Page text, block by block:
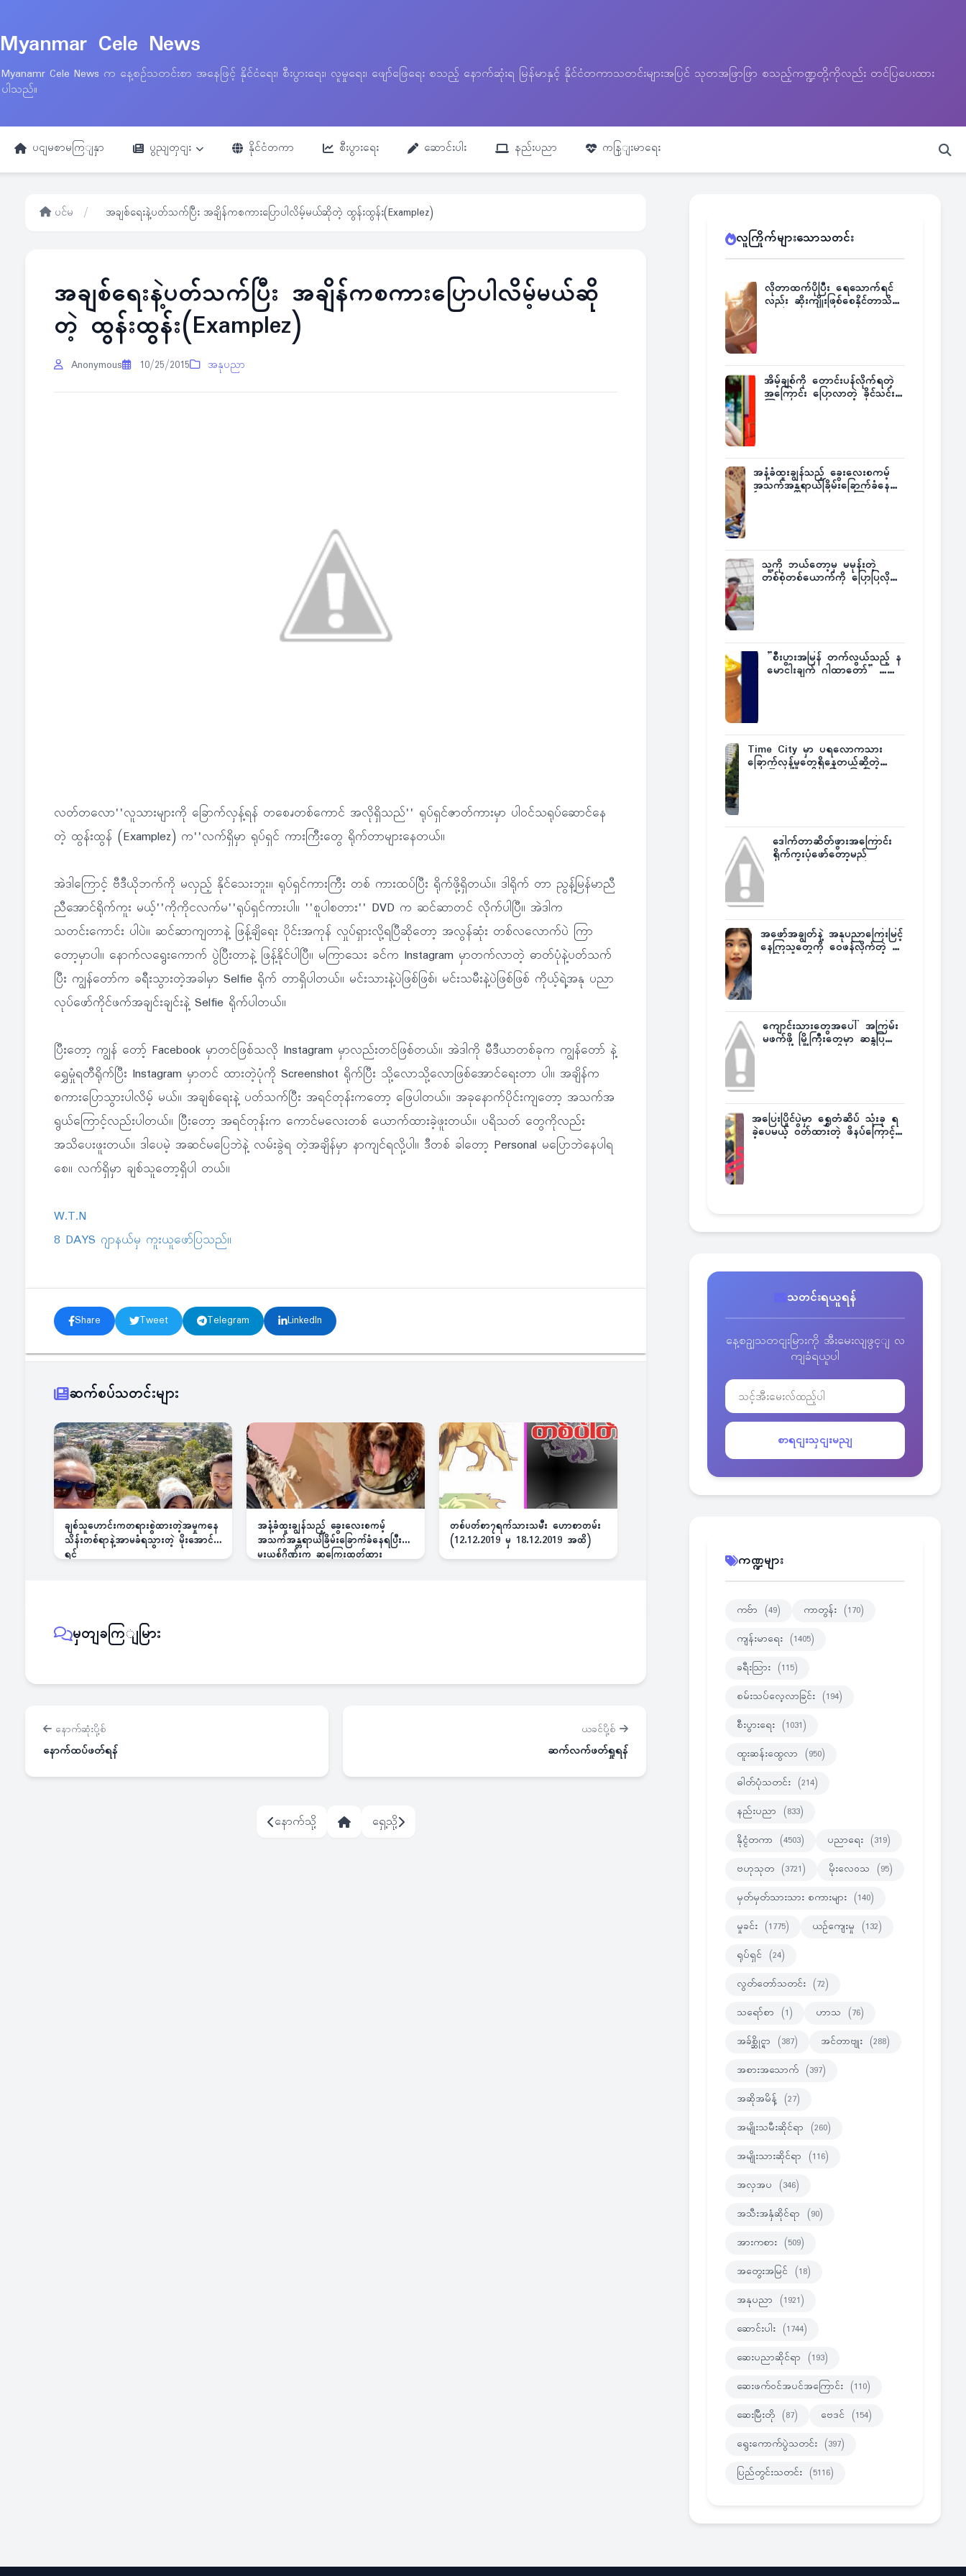
Myanmar Cele News
Myanamr Cele News က နေ့စဉ်သတင်းစာ အနေဖြင့် နိုင်ငံရေး၊ စီးပွားရေး၊ လူမှုရေး၊ ဖျော်ဖြေရေး စသည့် နောက်ဆုံးရ မြန်မာနှင့် နိုင်ငံတကာသတင်းများအပြင် သုတအဖြာဖြာ စသည့်ကဏ္ဍတို့ကိုလည်း တင်ပြပေးထား
ပါသည်။
ပငျမစာမကြျနှာ ပွညျတှငျး နိုင်ငံတကာ စီးပွားရေး ဆောင်းပါး နည်းပညာ ကနြျးမာရေး
ပင်မ / အချစ်ရေးနဲ့ပတ်သက်ပြီး အချိန်ကစကားပြောပါလိမ့်မယ်ဆိုတဲ့ ထွန်းထွန်း(Examplez)
အချစ်ရေးနဲ့ပတ်သက်ပြီး အချိန်ကစကားပြောပါလိမ့်မယ်ဆို
တဲ့ ထွန်းထွန်း(Examplez)
Anonymous 10/25/2015 အနုပညာ
လတ်တလော''လူသားများကို ခြောက်လှန့်ရန် တစေၧတစ်ကောင် အလိုရှိသည်'' ရုပ်ရှင်ဇာတ်ကားမှာ ပါဝင်သရုပ်ဆောင်နေ
တဲ့ ထွန်းထွန် (Examplez) က''လက်ရှိမှာ ရုပ်ရှင် ကားကြီးတွေ ရိုက်တာများနေတယ်။
အဲဒါကြောင့် ဗီဒီယိုဘက်ကို မလှည့် နိုင်သေးဘူး။ ရုပ်ရှင်ကားကြီး တစ် ကားထပ်ပြီး ရိုက်ဖို့ရှိတယ်။ ဒါရိုက် တာ ညွန့်မြန်မာညီ
ညီအောင်ရိုက်ကူး မယ့်''ကိုကိုငလက်မ''ရုပ်ရှင်ကားပါ။ ''စူပါစတား'' DVD က ဆင်ဆာတင် လိုက်ပါပြီ။ အဲဒါက
သတင်းကောင်း ပါပဲ။ ဆင်ဆာကျတာနဲ့ ဖြန့်ချိရေး ပိုင်းအကုန် လှုပ်ရှားလို့ရပြီဆိုတော့ အလွန်ဆုံး တစ်လလောက်ပဲ ကြာ
တော့မှာပါ။ နောက်လရွေးကောက် ပွဲပြီးတာနဲ့ ဖြန့်နိုင်ပါပြီ။ မကြာသေး ခင်က Instagram မှာတက်လာတဲ့ ဓာတ်ပုံနဲ့ပတ်သက်
ပြီး ကျွန်တော်က ခရီးသွားတဲ့အခါမှာ Selfie ရိုက် တာရှိပါတယ်။ မင်းသားနဲ့ပဲဖြစ်ဖြစ်၊ မင်းသမီးနဲ့ပဲဖြစ်ဖြစ် ကိုယ့်ရဲ့အနု ပညာ
လုပ်ဖော်ကိုင်ဖက်အချင်းချင်းနဲ့ Selfie ရိုက်ပါတယ်။
ပြီးတော့ ကျွန် တော့် Facebook မှာတင်ဖြစ်သလို Instagram မှာလည်းတင်ဖြစ်တယ်။ အဲဒါကို မီဒီယာတစ်ခုက ကျွန်တော် နဲ့
ရွှေမှုံရတီရိုက်ပြီး Instagram မှာတင် ထားတဲ့ပုံကို Screenshot ရိုက်ပြီး သို့လောသို့လောဖြစ်အောင်ရေးတာ ပါ။ အချိန်က
စကားပြောသွားပါလိမ့် မယ်။ အချစ်ရေးနဲ့ ပတ်သက်ပြီး အရင်တုန်းကတော့ ဖြေပါတယ်။ အခုနောက်ပိုင်းကျတော့ အသက်အ
ရွယ်ကြောင့်လည်းပါတယ်။ ပြီးတော့ အရင်တုန်းက ကောင်မလေးတစ် ယောက်ထားခဲ့ဖူးတယ်။ ပရိသတ် တွေကိုလည်း
အသိပေးဖူးတယ်။ ဒါပေမဲ့ အဆင်မပြေဘဲနဲ့ လမ်းခွဲရ တဲ့အချိန်မှာ နာကျင်ရလို့ပါ။ ဒီတစ် ခါတော့ Personal မပြောဘဲနေပါရ
စေ။ လက်ရှိမှာ ချစ်သူတော့ရှိပါ တယ်။
W.T.N
8 DAYS ဂျာနယ်မှ ကူးယူဖော်ပြသည်။
Share Tweet Telegram LinkedIn
ဆက်စပ်သတင်းများ
ချစ်သူဟောင်းကတရားစွဲထားတဲ့အမှုကနေ
သိန်းတစ်ရာနဲ့အာမခံရသွားတဲ့ မိုးအောင်
ရင်
အနံ့ခံထူးချွန်သည့် ခွေးလေးစကမ့်
အသက်အန္တရာယ်ခြိမ်းခြောက်ခံနေရပြီး
မူးယစ်ဂိုဏ်းက ဆုကြေးထုတ်ထား
တစ်ပတ်စာ၇ရက်သားသမီး ဟောစာတမ်း
(12.12.2019 မှ 18.12.2019 အထိ)
မှတျခကြျမြား
နောက်ဆုံးပို့စ်
နောက်ထပ်ဖတ်ရန်
ယခင်ပို့စ်
ဆက်လက်ဖတ်ရှုရန်
နောက်သို့ ရှေ့သို့
လူကြိုက်များသောသတင်း
လိုတာထက်ပိုပြီး ရေသောက်ရင်
လည်း ဆိုးကျိုးဖြစ်စေနိုင်တာသိရဲ့
အိမ့်ချစ်ကို တောင်းပန်လိုက်ရတဲ့
အကြောင်း ပြောလာတဲ့ ခိုင်သင်း
အနံ့ခံထူးချွန်သည့် ခွေးလေးစကမ့်
အသက်အန္တရာယ်ခြိမ်းခြောက်ခံနေရ
သူ့ကို ဘယ်တော့မှ မမုန်းတဲ့
တစ်စုံတစ်ယောက်ကို ပြောပြလိုက်
”စီးပွားအမြန် တက်လွယ်သည့် န
မောငါးချက် ဂါထာတော်” ……
Time City မှာ ပရလောကသား
ခြောက်လှန့်မှုတွေရှိနေတယ်ဆိုတဲ့
ဒေါက်တာဆိတ်ဖွားအကြောင်း
ရိုက်ကူးပုံဖော်တော့မည်
အဖော်အချွတ်နဲ့ အနုပညာကြေးမြင့်
နေကြသူတွေကို ဝေဖန်လိုက်တဲ့ သ
ကျောင်းသားတွေအပေါ် အကြမ်း
မဖက်ဖို့ မြို့ကြီးတွေမှာ ဆန္ဒပြ
အပြေးပြိုင်ပွဲမှာ ရွှေတံဆိပ် သုံးခု ရ
ခဲ့ပေမယ့် ဝတ်ထားတဲ့ ဖိနပ်ကြောင့်
သတင်းရယူရန်
နေ့စဥျသတငျးမြားကို အီးမေးလျဖွင့ျ လ
ကျခံရယူပါ
စာရငျးသှငျးမညျ
ကဏ္ဍများ
ကဗ်ာ (49) ကာတွန်း (170)
ကျန်းမာရေး (1405)
ခရီးသြား (115)
စမ်းသပ်လေ့လာခြင်း (194)
စီးပွားရေး (1031)
ထူးဆန်းထွေလာ (950)
ဓါတ်ပုံသတင်း (214)
နည်းပညာ (833)
နိုင္ငံတကာ (4503) ပညာရေး (319)
ဗဟုသုတ (3721) မိုးလေဝသ (95)
မှတ်မှတ်သားသား စကားများ (140)
မှုခင်း (1775) ယဉ်ကျေးမှု (132)
ရုပ်ရှင် (24)
လွတ်တော်သတင်း (72)
သရော်စာ (1) ဟာသ (76)
အခ်စ္ဆိုင္ရာ (387) အင်တာဗျုး (288)
အစားအသောက် (397)
အဆိုအမိန့် (27)
အမျိုးသမီးဆိုင်ရာ (260)
အမျိုးသားဆိုင်ရာ (116)
အလှအပ (346)
အသီးအနှံဆိုင်ရာ (90)
အားကစား (509)
အတွေးအမြင် (18)
အနုပညာ (1921)
ဆောင်းပါး (1744)
ဆေးပညာဆိုင်ရာ (193)
ဆေးဖက်ဝင်အပင်အကြောင်း (110)
ဆေးမြီးတို (87) ဗေဒင် (154)
ရွေးကောက်ပွဲသတင်း (397)
ပြည်တွင်းသတင်း (5116)